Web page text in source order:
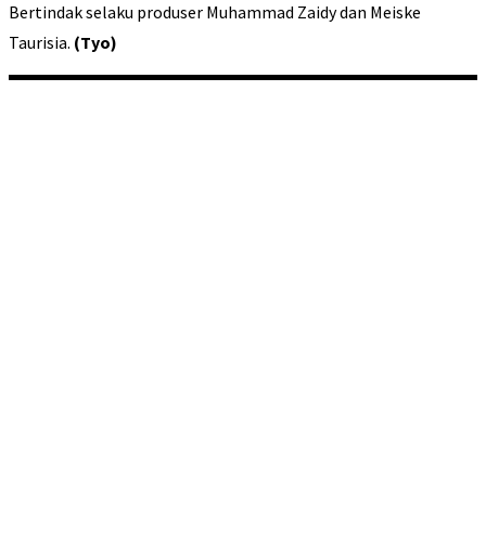
Bertindak selaku produser Muhammad Zaidy dan Meiske
Taurisia. (Tyo)